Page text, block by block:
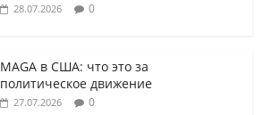
28.07.2026 0
MAGA в США: что это за
политическое движение
27.07.2026 0